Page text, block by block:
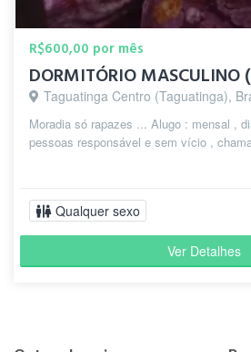
R$600,00 por mês
Taguatinga Centro (Taguatinga),
Moradia só rapazes ... Alugo : mensal ,
pessoas responsável e sem vício ,
Qualquer sexo
Ver Detalhes